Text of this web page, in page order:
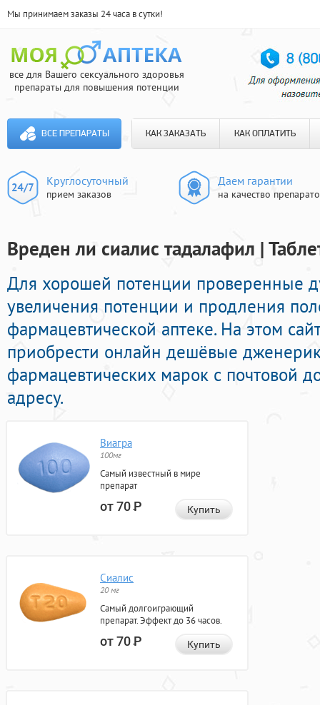
Мы принимаем заказы 24 часа в сутки!
все для Вашего сексуального здоровья
препараты для повышения потенции
ВСЕ ПРЕПАРАТЫ КАК ЗАКАЗАТЬ КАК ОПЛАТИТЬ
Круглосуточный
прием заказов
Даем гарантии
на качество
Вреден ли сиалис тадалафил |
Для хорошей потенции проверенные
увеличения потенции и продления
фармацевтической аптеке. На этом
приобрести онлайн дешёвые
фармацевтических марок с почтовой
адресу.
Виагра
100мг
Самый известный в мире
препарат
от 70Р Купить
Сиалис
20 мг
Самый долгоиграющий
препарат. Эффект до 36 часов.
от 70Р Купить